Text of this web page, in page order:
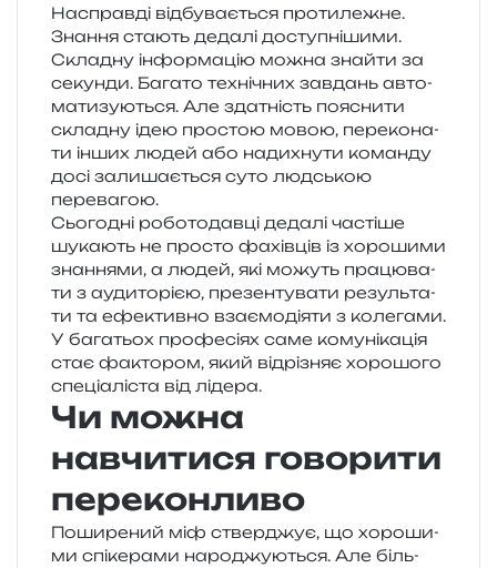
Насправді від­бу­ва­є­ться протилежне.
Знання ста­ють деда­лі досту­пні­ши­ми.
Складну інфор­ма­цію можна зна­йти за
секун­ди. Багато техні­чних зав­дань авто­
ма­ти­зу­ю­ться. Але зда­тність поясни­ти
скла­дну ідею про­стою мовою, пере­ко­на­
ти інших людей або нади­хну­ти коман­ду
досі зали­ша­є­ться суто люд­ською
перевагою.
Сьогодні робо­то­дав­ці деда­лі часті­ше
шука­ють не про­сто фахів­ців із хоро­ши­ми
зна­н­ня­ми, а людей, які можуть пра­цю­ва­
ти з ауди­то­рі­єю, пре­зен­ту­ва­ти резуль­та­
ти та ефе­ктив­но вза­є­мо­ді­я­ти з коле­га­ми.
У бага­тьох про­фе­сі­ях саме кому­ні­ка­ція
стає факто­ром, який від­рі­зняє хоро­шо­го
спе­ці­а­лі­ста від лідера.
Чи можна
навчитися говорити
переконливо
Поширений міф ствер­джує, що хоро­ши­
ми спі­ке­ра­ми наро­джу­ю­ться. Але біль­